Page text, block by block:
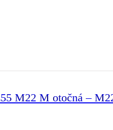
M22 M otočná –